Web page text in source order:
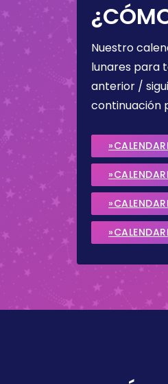
Nuestro
lunares para
anterior /
continuación